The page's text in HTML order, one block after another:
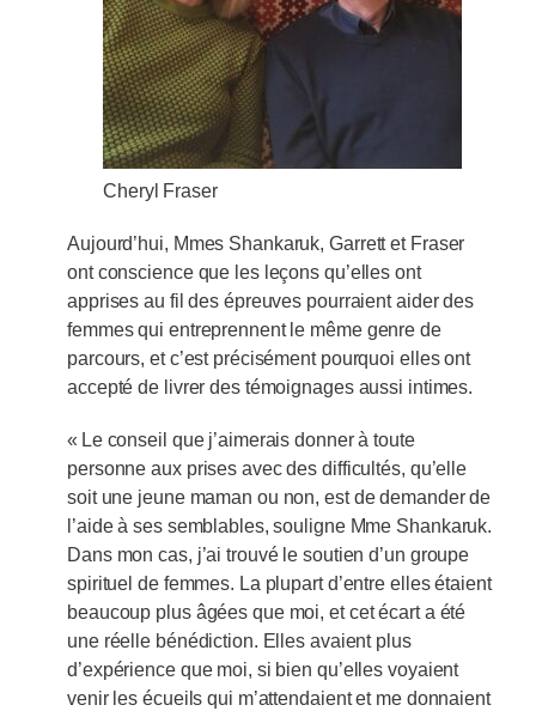
Cheryl Fraser
Aujourd’hui, Mmes Shankaruk, Garrett et Fraser
ont conscience que les leçons qu’elles ont
apprises au fil des épreuves pourraient aider des
femmes qui entreprennent le même genre de
parcours, et c’est précisément pourquoi elles ont
accepté de livrer des témoignages aussi intimes.
« Le conseil que j’aimerais donner à toute
personne aux prises avec des difficultés, qu’elle
soit une jeune maman ou non, est de demander de
l’aide à ses semblables, souligne Mme Shankaruk.
Dans mon cas, j’ai trouvé le soutien d’un groupe
spirituel de femmes. La plupart d’entre elles étaient
beaucoup plus âgées que moi, et cet écart a été
une réelle bénédiction. Elles avaient plus
d’expérience que moi, si bien qu’elles voyaient
venir les écueils qui m’attendaient et me donnaient